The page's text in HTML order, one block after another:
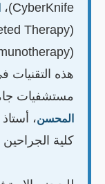
CyberKnife)،
(Targeted Therapy)، و
هذه
مستشفيات
المحسن،
كلية الجراحين